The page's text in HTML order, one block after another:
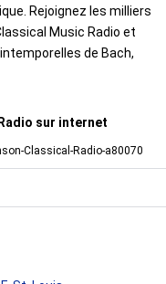
Rejoignez les milliers
Music Radio et
de Bach,
sur internet
Classical-Radio-a80070